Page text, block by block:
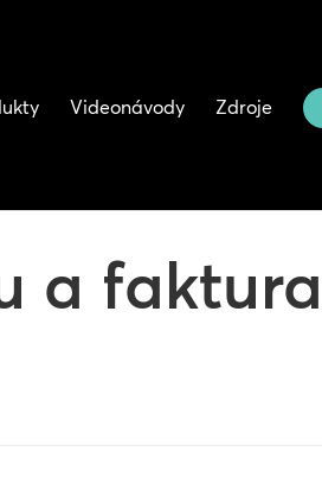
Videonávody Zdroje
a